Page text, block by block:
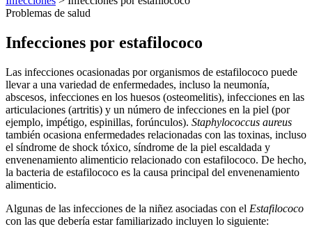
Problemas de salud
Infecciones por estafilococo
Las infecciones ocasionadas por organismos de estafilococo puede
llevar a una variedad de enfermedades, incluso la neumonía,
abscesos, infecciones en los huesos (osteomelitis), infecciones en las
articulaciones (artritis) y un número de infecciones en la piel (por
ejemplo, impétigo, espinillas, forúnculos). Staphylococcus aureus
también ocasiona enfermedades relacionadas con las toxinas, incluso
el síndrome de shock tóxico, síndrome de la piel escaldada y
envenenamiento alimenticio relacionado con estafilococo. De hecho,
la bacteria de estafilococo es la causa principal del envenenamiento
alimenticio.
Algunas de las infecciones de la niñez asociadas con el Estafilococo
con las que debería estar familiarizado incluyen lo siguiente: